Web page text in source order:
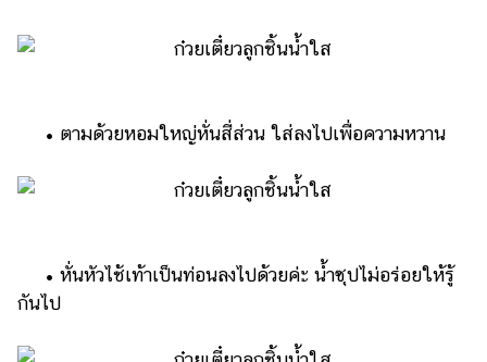
• ตามด้วยหอมใหญ่หั่นสี่ส่วน ใส่ลงไปเพื่อความหวาน
• หั่นหัวไช้เท้าเป็นท่อนลงไปด้วยค่ะ น้ำซุปไม่อร่อยให้รู้
กันไป